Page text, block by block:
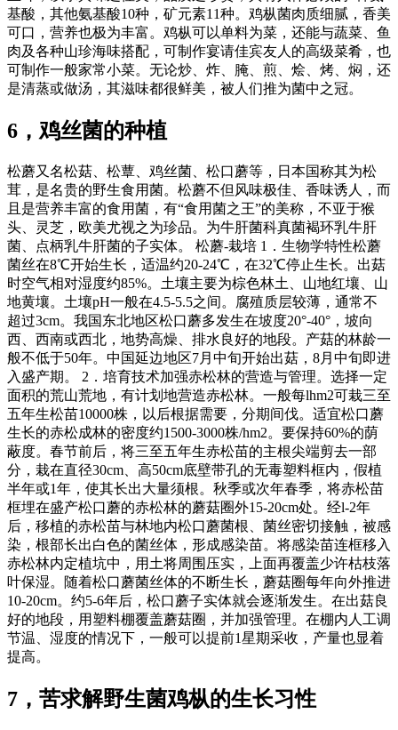
基酸，其他氨基酸10种，矿元素11种。鸡枞菌肉质细腻，香美
可口，营养也极为丰富。鸡枞可以单料为菜，还能与蔬菜、鱼
肉及各种山珍海味搭配，可制作宴请佳宾友人的高级菜肴，也
可制作一般家常小菜。无论炒、炸、腌、煎、烩、烤、焖，还
是清蒸或做汤，其滋味都很鲜美，被人们推为菌中之冠。
6，鸡丝菌的种植
松蘑又名松菇、松蕈、鸡丝菌、松口蘑等，日本国称其为松
茸，是名贵的野生食用菌。松蘑不但风味极佳、香味诱人，而
且是营养丰富的食用菌，有“食用菌之王”的美称，不亚于猴
头、灵芝，欧美尤视之为珍品。为牛肝菌科真菌褐环乳牛肝
菌、点柄乳牛肝菌的子实体。 松蘑-栽培 1．生物学特性松蘑
菌丝在8℃开始生长，适温约20-24℃，在32℃停止生长。出菇
时空气相对湿度约85%。土壤主要为棕色林土、山地红壤、山
地黄壤。土壤pH一般在4.5-5.5之间。腐殖质层较薄，通常不
超过3cm。我国东北地区松口蘑多发生在坡度20°-40°，坡向
西、西南或西北，地势高燥、排水良好的地段。产菇的林龄一
般不低于50年。中国延边地区7月中旬开始出菇，8月中旬即进
入盛产期。 2．培育技术加强赤松林的营造与管理。选择一定
面积的荒山荒地，有计划地营造赤松林。一般每lhm2可栽三至
五年生松苗10000株，以后根据需要，分期间伐。适宜松口蘑
生长的赤松成林的密度约1500-3000株/hm2。要保持60%的荫
蔽度。春节前后，将三至五年生赤松苗的主根尖端剪去一部
分，栽在直径30cm、高50cm底壁带孔的无毒塑料框内，假植
半年或1年，使其长出大量须根。秋季或次年春季，将赤松苗
框埋在盛产松口蘑的赤松林的蘑菇圈外15-20cm处。经l-2年
后，移植的赤松苗与林地内松口蘑菌根、菌丝密切接触，被感
染，根部长出白色的菌丝体，形成感染苗。将感染苗连框移入
赤松林内定植坑中，用土将周围压实，上面再覆盖少许枯枝落
叶保湿。随着松口蘑菌丝体的不断生长，蘑菇圈每年向外推进
10-20cm。约5-6年后，松口蘑子实体就会逐渐发生。在出菇良
好的地段，用塑料棚覆盖蘑菇圈，并加强管理。在棚内人工调
节温、湿度的情况下，一般可以提前1星期采收，产量也显着
提高。
7，苦求解野生菌鸡枞的生长习性